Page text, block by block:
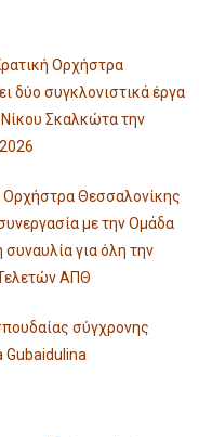
Ορχήστρα
δύο συγκλονιστικά έργα
Σκαλκώτα την
Θεσσαλονίκης
με την Ομάδα
για όλη την
ΑΠΘ
σύγχρονης
Gubaidulina